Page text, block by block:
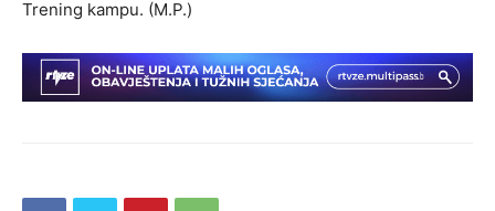
Trening kampu. (M.P.)